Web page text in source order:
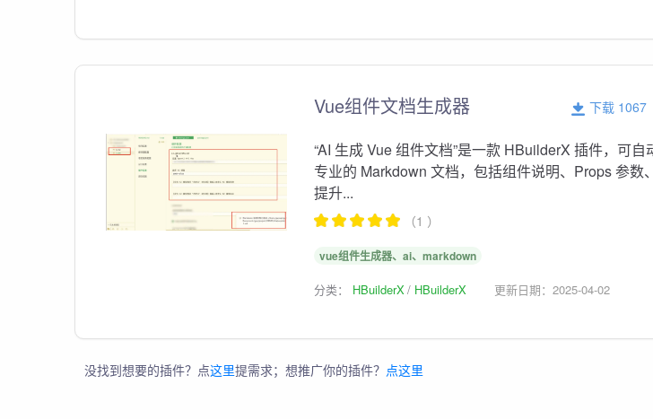
Vue组件文档生成器 下载 1067
“AI 生成 Vue 组件文档”是一款 HBuilderX 插件，可自
专业的 Markdown 文档，包括组件说明、Props 参数
提升...
（1 ）
vue组件生成器、ai、markdown
分类： HBuilderX HBuilderX 更新日期：2025-04-02
没找到想要的插件？点这里提需求；想推广你的插件？ 点这里